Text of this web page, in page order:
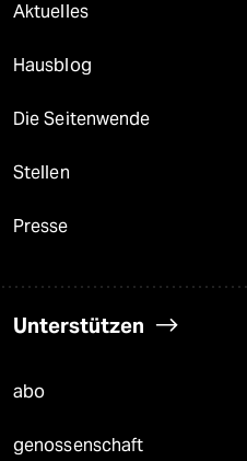
Aktuelles
Hausblog
Die Seitenwende
Stellen
Presse
Unterstützen
abo
genossenschaft